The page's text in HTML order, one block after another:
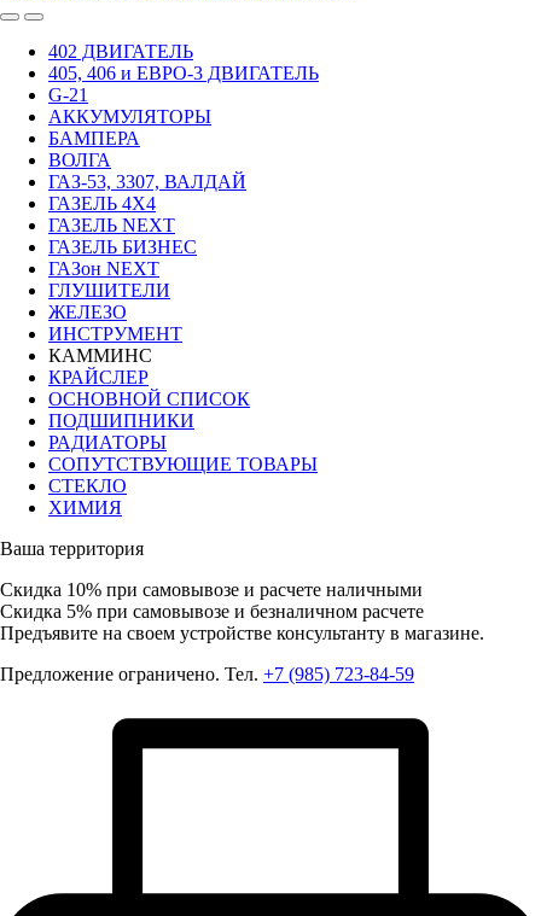
402 ДВИГАТЕЛЬ
405, 406 и ЕВРО-3 ДВИГАТЕЛЬ
G-21
АККУМУЛЯТОРЫ
БАМПЕРА
ВОЛГА
ГАЗ-53, 3307, ВАЛДАЙ
ГАЗЕЛЬ 4Х4
ГАЗЕЛЬ NEXT
ГАЗЕЛЬ БИЗНЕС
ГАЗон NEXT
ГЛУШИТЕЛИ
ЖЕЛЕЗО
ИНСТРУМЕНТ
КАММИНС
КРАЙСЛЕР
ОСНОВНОЙ СПИСОК
ПОДШИПНИКИ
РАДИАТОРЫ
СОПУТСТВУЮЩИЕ ТОВАРЫ
СТЕКЛО
ХИМИЯ
Ваша территория
Скидка 10% при самовывозе и расчете наличными
Скидка 5% при самовывозе и безналичном расчете
Предъявите на своем устройстве консультанту в магазине.
Предложение ограничено. Тел. +7 (985) 723-84-59